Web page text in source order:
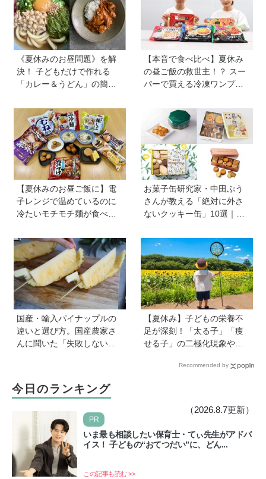
《夏休みのお昼問題》を解
決！ 子どもだけで作れる
「カレー＆うどん」の簡単
ホさんに聞いた
【本音で食べ比べ】夏休み
の昼ご飯の救世主！？ スー
パーで買える冷凍ワンプレ
【夏休みのお昼ご飯に】電
子レンジで温めているのに
冷たいモチモチ麺が食べら
リーズを試してみた｜育ち
盛りにおすすめプラス一品
も紹介♪
お菓子缶研究家・中田ぷう
さんが教える「絶対に外さ
ないクッキー缶」10選｜マ
自分へのご褒美に！
国産・輸入パイナップルの
違いと選び方。国産農家さ
んに聞いた「失敗しない見
【夏休み】子どもの栄養不
足が深刻！「太る子」「痩
せる子」の二極化現象や、
決のカギは1日3回のたんぱ
Recommended by
今日のランキング
（2026.8.7更新）
PR
いま最も相談したい保育士・てぃ先生がアドバ
イス！ 子どもの“おてつだい”に、どん...
この記事も読む >>